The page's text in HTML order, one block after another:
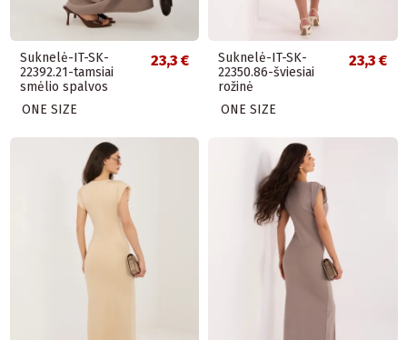
Suknelė-IT-SK-
22392.21-tamsiai
smėlio spalvos
23,3 €
ONE SIZE
Suknelė-IT-SK-
22350.86-šviesiai
rožinė
23,3 €
ONE SIZE